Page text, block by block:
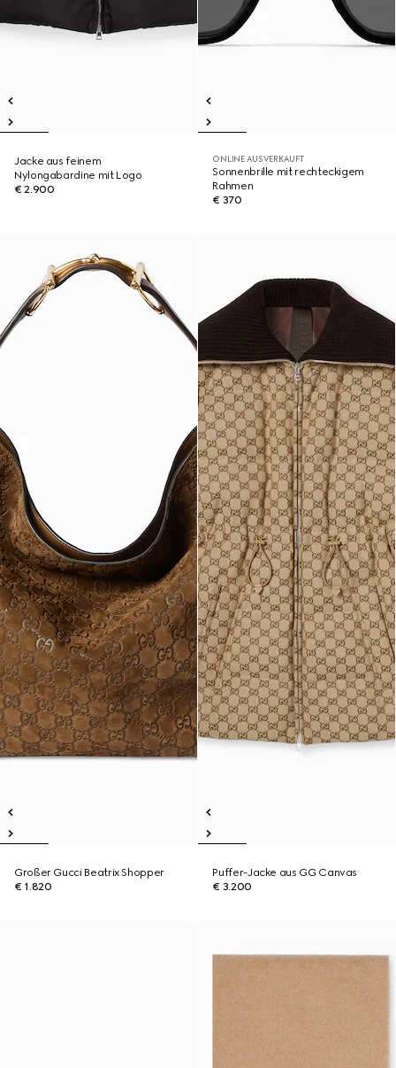
Jacke aus feinem
Nylongabardine mit Logo
€ 2.900
ONLINE AUSVERKAUFT
Sonnenbrille mit rechteckigem
Rahmen
€ 370
Großer Gucci Beatrix Shopper
€ 1.820
Puffer-Jacke aus GG Canvas
€ 3.200